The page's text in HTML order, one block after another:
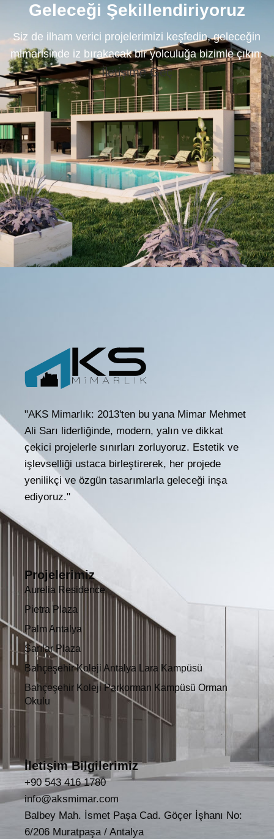
Geleceği Şekillendiriyoruz
Siz de ilham verici projelerimizi keşfedin, geleceğin
mimarisinde iz bırakacak bir yolculuğa bizimle çıkın.
İletişime Geç
"AKS Mimarlık: 2013'ten bu yana Mimar Mehmet
Ali Sarı liderliğinde, modern, yalın ve dikkat
çekici projelerle sınırları zorluyoruz. Estetik ve
işlevselliği ustaca birleştirerek, her projede
yenilikçi ve özgün tasarımlarla geleceği inşa
ediyoruz."
Projelerimiz
Aurelia Residence
Pietra Plaza
Palm Antalya
Sarılar Plaza
Bahçeşehir Koleji Antalya Lara Kampüsü
Bahçeşehir Koleji Parkorman Kampüsü Orman
Okulu
İletişim Bilgilerimiz
+90 543 416 1780
info@aksmimar.com
Balbey Mah. İsmet Paşa Cad. Göçer İşhanı No:
6/206 Muratpaşa / Antalya